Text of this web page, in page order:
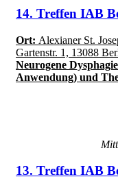
14. Treffen IAB
Ort: Alexianer St.
Gartenstr. 1, 13088
Neurogene
Anwendung) und
13. Treffen IAB